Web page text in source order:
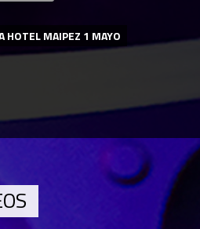
HOTEL MAIPEZ 1 MAYO